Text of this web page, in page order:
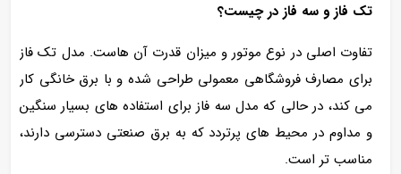
تک فاز و سه فاز در چیست؟
تفاوت اصلی در نوع موتور و میزان قدرت آن‌ هاست. مدل تک فاز
برای مصارف فروشگاهی معمولی طراحی شده و با برق خانگی کار
می‌ کند، در حالی که مدل سه فاز برای استفاده‌ های بسیار سنگین
و مداوم در محیط‌ های پرتردد که به برق صنعتی دسترسی دارند،
مناسب‌ تر است.